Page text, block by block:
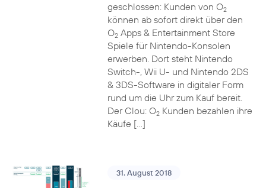
geschlossen: Kunden von O2
können ab sofort direkt über den
O2Apps & Entertainment Store
Spiele für Nintendo-Konsolen
erwerben. Dort steht Nintendo
Switch-, Wii U- und Nintendo 2DS
& 3DS-Software in digitaler Form
rund um die Uhr zum Kauf bereit.
Der Clou: O2Kunden bezahlen ihre
Käufe […]
31. August 2018